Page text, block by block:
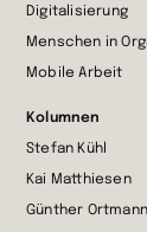
wechseln
Digitalisierung
Menschen in
Mobile Arbeit
Kolumnen
Stefan Kühl
Kai Matthiesen
Günther Ortmann